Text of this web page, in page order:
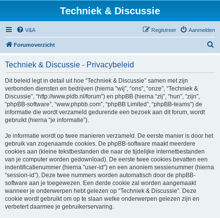
Techniek & Discussie
V&A Aanmelden
Registreer
Forumoverzicht
Techniek & Discussie - Privacybeleid
Dit beleid legt in detail uit hoe “Techniek & Discussie” samen met zijn
verbonden diensten en bedrijven (hierna “wij”, “ons”, “onze”, “Techniek &
Discussie”, “http://www.pldb.nl/forum”) en phpBB (hierna “zij”, “hun”, “zijn”,
“phpBB-software”, “www.phpbb.com”, “phpBB Limited”, “phpBB-teams”) de
informatie die wordt verzameld gedurende een bezoek aan dit forum, wordt
gebruikt (hierna “je informatie”).
Je informatie wordt op twee manieren verzameld. De eerste manier is door het
gebruik van zogenaamde cookies. De phpBB-software maakt meerdere
cookies aan (kleine tekstbestanden die naar de tijdelijke internetbestanden
van je computer worden gedownload). De eerste twee cookies bevatten een
indentificatienummer (hierna “user-id”) en een anoniem sessienummer (hierna
“session-id”). Deze twee nummers worden automatisch door de phpBB-
software aan je toegewezen. Een derde cookie zal worden aangemaakt
wanneer je onderwerpen hebt gelezen op “Techniek & Discussie”. Deze
cookie wordt gebruikt om op te slaan welke onderwerpen gelezen zijn en
verbetert daarmee je gebruikerservaring.